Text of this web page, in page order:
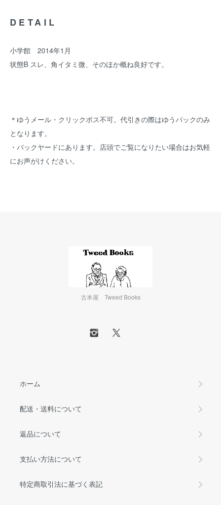
DETAIL
小学館 2014年1月
状態B スレ、角イタミ微、そのほか概ね良好です。
＊ゆうメール・クリックポス不可。代引きの際はゆうパックのみ
となります。
・バックヤードにあります。店頭でご覧になりたい場合はお気軽
にお声がけください。
古本屋 Tweed Books
ホーム
配送・送料について
返品について
支払い方法について
特定商取引法に基づく表記